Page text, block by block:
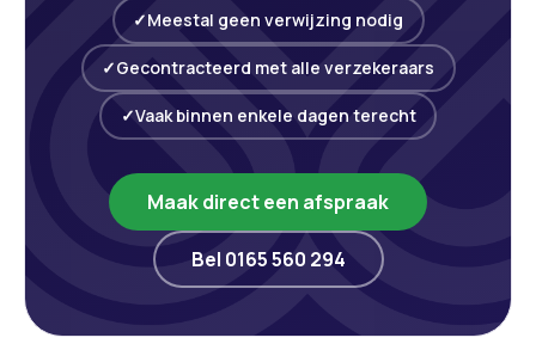
uur terecht.
Meestal geen verwijzing nodig
Gecontracteerd met alle verzekeraars
Vaak binnen enkele dagen terecht
Maak direct een afspraak
Bel 0165 560 294